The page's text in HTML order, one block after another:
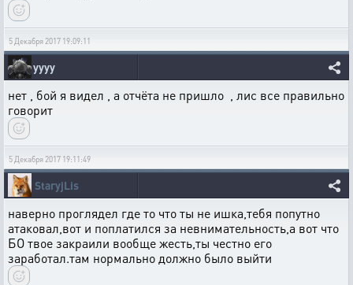
5 Декабря 2017 19:09:11
yyyy
нет , бой я видел , а отчёта не пришло , лис все правильно
говорит
5 Декабря 2017 19:11:49
StaryjLis
наверно проглядел где то что ты не ишка,тебя попутно
атаковал,вот и поплатился за невнимательность,а вот что
БО твое закраили вообще жесть,ты честно его
заработал.там нормально должно было выйти